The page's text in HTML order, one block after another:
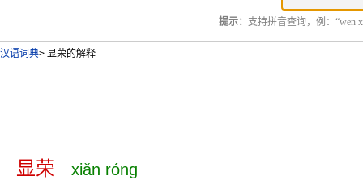
提示： 支持拼音查询，例：“wen
汉语词典> 显荣的解释
显荣 xiǎn róng